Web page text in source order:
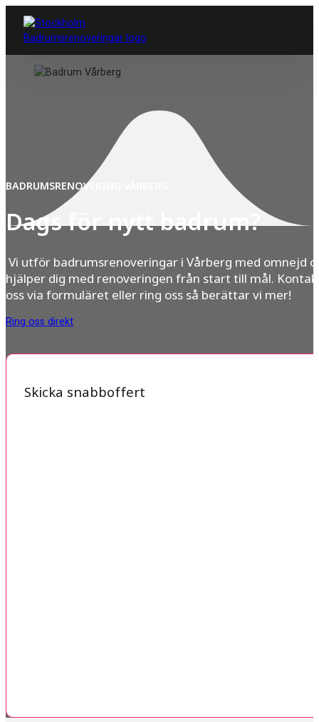
BADRUMSRENOVERING VÅRBERG
Dags för nytt badrum?
Vi utför badrumsrenoveringar i Vårberg med omnejd
hjälper dig med renoveringen från start till mål.
oss via formuläret eller ring oss så berättar vi mer!
Ring oss direkt
Skicka snabboffert